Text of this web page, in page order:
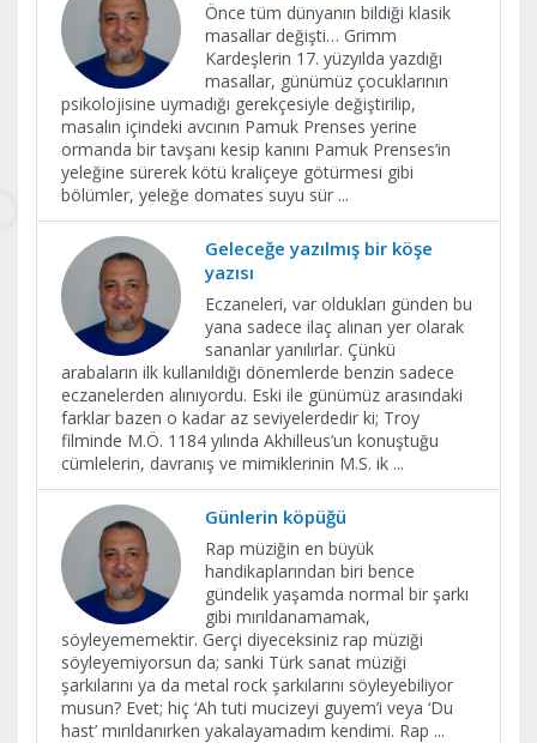
Önce tüm dünyanın bildiği klasik
masallar değişti… Grimm
Kardeşlerin 17. yüzyılda yazdığı
masallar, günümüz çocuklarının
psikolojisine uymadığı gerekçesiyle değiştirilip,
masalın içindeki avcının Pamuk Prenses yerine
ormanda bir tavşanı kesip kanını Pamuk Prenses’in
yeleğine sürerek kötü kraliçeye götürmesi gibi
bölümler, yeleğe domates suyu sür ...
Geleceğe yazılmış bir köşe
yazısı
Eczaneleri, var oldukları günden bu
yana sadece ilaç alınan yer olarak
sananlar yanılırlar. Çünkü
arabaların ilk kullanıldığı dönemlerde benzin sadece
eczanelerden alınıyordu. Eski ile günümüz arasındaki
farklar bazen o kadar az seviyelerdedir ki; Troy
filminde M.Ö. 1184 yılında Akhilleus’un konuştuğu
cümlelerin, davranış ve mimiklerinin M.S. ik ...
Günlerin köpüğü
Rap müziğin en büyük
handikaplarından biri bence
gündelik yaşamda normal bir şarkı
gibi mırıldanamamak,
söyleyememektir. Gerçi diyeceksiniz rap müziği
söyleyemiyorsun da; sanki Türk sanat müziği
şarkılarını ya da metal rock şarkılarını söyleyebiliyor
musun? Evet; hiç ‘Ah tuti mucizeyi guyem’i veya ‘Du
hast’ mırıldanırken yakalayamadım kendimi. Rap ...